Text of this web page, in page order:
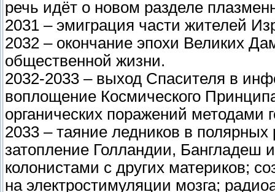
речь идёт о новом разделе
2031 – эмиграция части жителей
2032 – окончание эпохи Великих
общественной жизни.
2032-2033 – выход Спасителя в
воплощение Космического
органических поражений методами
2033 – таяние ледников в
затопление Голландии, Бангладеш
колонистами с других материков;
на электростимуляции мозга;